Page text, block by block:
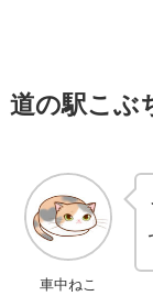
道の駅こぶ
車中ねこ